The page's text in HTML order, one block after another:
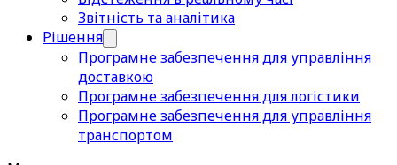
Звітність та аналітика
Рішення
Програмне забезпечення для управління
доставкою
Програмне забезпечення для логістики
Програмне забезпечення для управління
транспортом